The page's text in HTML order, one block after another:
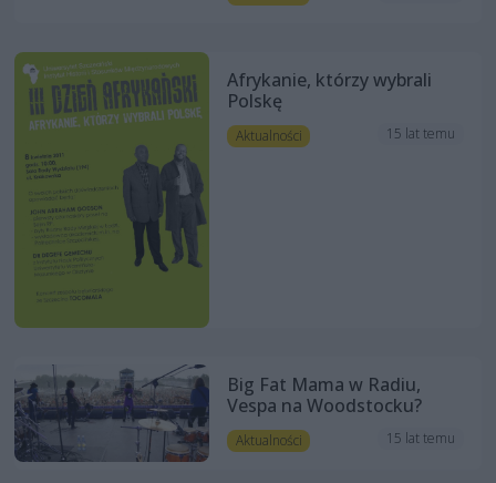
Afrykanie, którzy wybrali
Polskę
Aktualności 15 lat temu
Big Fat Mama w Radiu,
Vespa na Woodstocku?
Aktualności 15 lat temu